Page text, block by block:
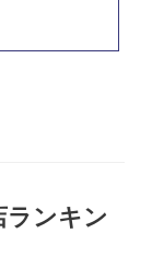
ランキン